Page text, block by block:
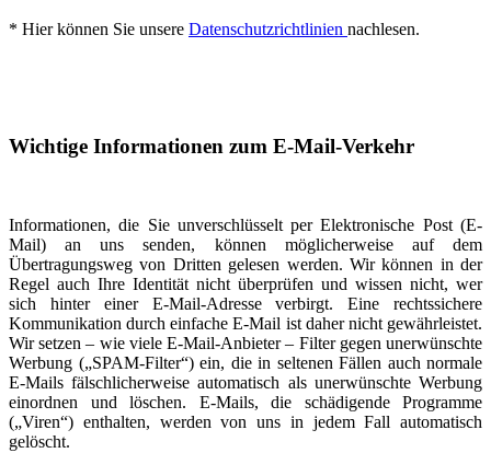
* Hier können Sie unsere Datenschutzrichtlinien nachlesen.
Wichtige Informationen zum E-Mail-Verkehr
Informationen, die Sie unverschlüsselt per Elektronische Post (E-
Mail) an uns senden, können möglicherweise auf dem
Übertragungsweg von Dritten gelesen werden. Wir können in der
Regel auch Ihre Identität nicht überprüfen und wissen nicht, wer
sich hinter einer E-Mail-Adresse verbirgt. Eine rechtssichere
Kommunikation durch einfache E-Mail ist daher nicht gewährleistet.
Wir setzen – wie viele E-Mail-Anbieter – Filter gegen unerwünschte
Werbung („SPAM-Filter“) ein, die in seltenen Fällen auch normale
E-Mails fälschlicherweise automatisch als unerwünschte Werbung
einordnen und löschen. E-Mails, die schädigende Programme
(„Viren“) enthalten, werden von uns in jedem Fall automatisch
gelöscht.